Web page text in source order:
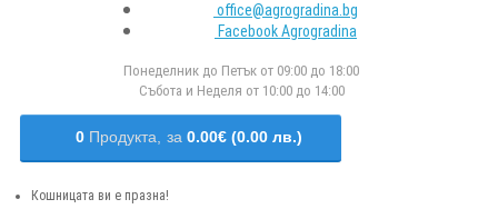
office@agrogradina.bg
Facebook Agrogradina
Понеделник до Петък от 09:00 до 18:00
Събота и Неделя от 10:00 до 14:00
0 Продукта, за 0.00€ (0.00 лв.)
Кошницата ви е празна!